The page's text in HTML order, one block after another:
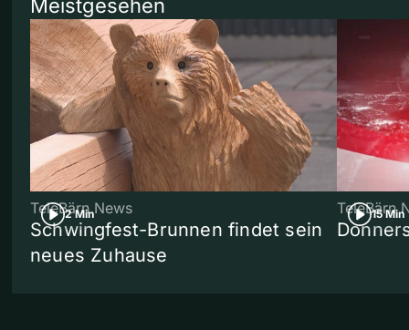
Meistgesehen
2 Min
TeleBärn News
Schwingfest-Brunnen findet sein
neues Zuhause
15 Min
TeleBärn